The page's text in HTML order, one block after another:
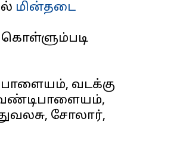
மின்தடை
வடக்கு
சோலார்,